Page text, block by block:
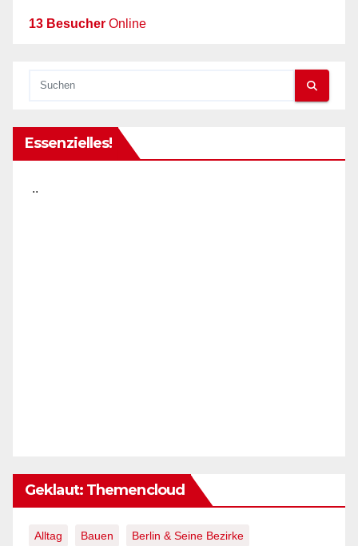
13 Besucher Online
Essenzielles!
..
Geklaut: Themencloud
Alltag Bauen Berlin & Seine Bezirke